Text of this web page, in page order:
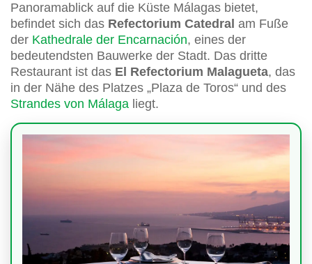
Panoramablick auf die Küste Málagas bietet,
befindet sich das Refectorium Catedral am Fuße
der Kathedrale der Encarnación, eines der
bedeutendsten Bauwerke der Stadt. Das dritte
Restaurant ist das El Refectorium Malagueta, das
in der Nähe des Platzes „Plaza de Toros“ und des
Strandes von Málaga liegt.